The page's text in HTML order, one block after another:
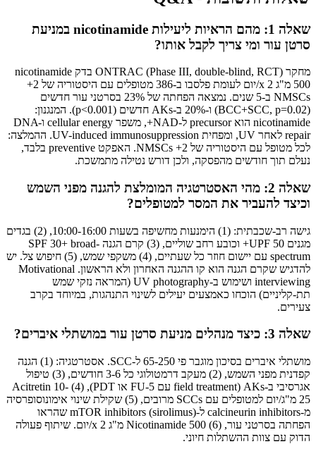
שאלה 1: מהם הראיות ליעילות nicotinamide במניעת
סרטן עור ומי צריך לקבל אותו?
מחקר ONTRAC (Phase III, double-blind, RCT) בדק nicotinamide
500 מ"ג x 2/יום לעומת פלסבו ב-386 מטופלים עם היסטוריה של 2+
NMSCs ב-5 שנים. נמצאה הפחתה של 23% בסרטני עור חדשים
(BCC+SCC, p=0.02) ו-20% ב-AKs חדשים (p<0.001). המנגנון:
nicotinamide הוא precursor ל-NAD+, משפר cellular energy ו-DNA
repair לאחר UV, ומפחית UV-induced immunosuppression. ההמלצה:
לכל מטופל עם היסטוריה של 2+ NMSCs. האפקט preventive בלבד,
נעלם תוך חודשים מהפסקה, ולכן דורש נטילה מתמשכת.
שאלה 2: מהי האסטרטגיה המומלצת להגנה מפני השמש
וכיצד להעביר את המסר למטופלים?
גישה רב-שכבתית: (1) הימנעות מחשיפה בשעות 10:00-16:00, (2) בגדים
מגנים UPF 50+ וכובע רחב שוליים, (3) קרם הגנה SPF 30+ broad-
spectrum עם יישום חוזר כל שעתיים, (4) משקפי שמש, (5) חיפוש צל. יש
להדגיש שקרם הגנה הוא קו ההגנה האחרון ולא הראשון. Motivational
interviewing ושימוש ב-UV photography (המראה נזקי שמש
תת-קליניים) הוכחו כאמצעים יעילים לשינוי התנהגות, במיוחד בקרב
צעירים.
שאלה 3: כיצד מנהלים מניעת סרטן עור במושתלי איברים?
מושתלי איברים בסיכון מוגבר פי 65-250 ל-SCC. אסטרטגיה: (1) הגנה
קפדנית מפני השמש, (2) מעקב דרמטולוגי כל 3-6 חודשים, (3) טיפול
אגרסיבי ב-AKs (field treatment עם 5-FU או PDT), (4) Acitretin 10-
25 מ"ג/יום למטופלים עם SCCs מרובים, (5) שקילת שינוי אימונוסופרסיה
מ-calcineurin inhibitors ל-mTOR inhibitors (sirolimus) שהראו
הפחתה בסרטני עור, (6) Nicotinamide 500 מ"ג x 2/יום. שיתוף פעולה
הדוק עם צוות ההשתלות חיוני.